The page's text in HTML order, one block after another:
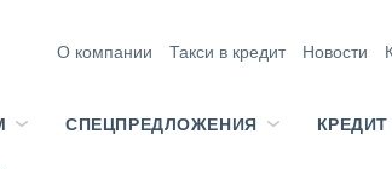
О компании Такси в кредит Новости
СПЕЦПРЕДЛОЖЕНИЯ